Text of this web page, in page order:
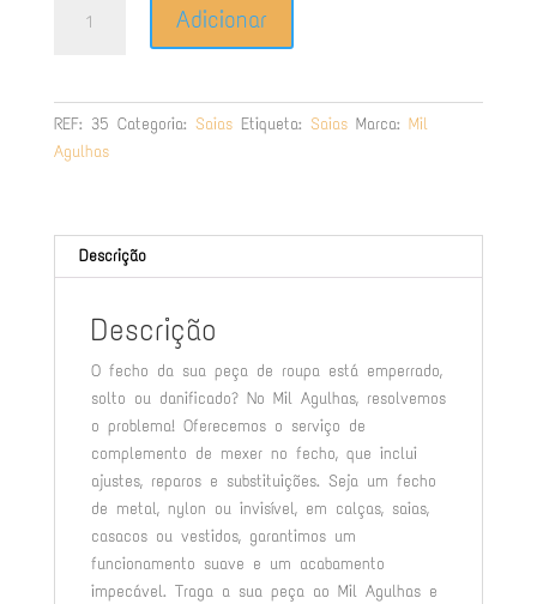
fecho
Adicionar
REF: 35 Categoria: Saias Etiqueta: Saias Marca: Mil
Agulhas
Descrição
Descrição
O fecho da sua peça de roupa está emperrado,
solto ou danificado? No Mil Agulhas, resolvemos
o problema! Oferecemos o serviço de
complemento de mexer no fecho, que inclui
ajustes, reparos e substituições. Seja um fecho
de metal, nylon ou invisível, em calças, saias,
casacos ou vestidos, garantimos um
funcionamento suave e um acabamento
impecável. Traga a sua peça ao Mil Agulhas e